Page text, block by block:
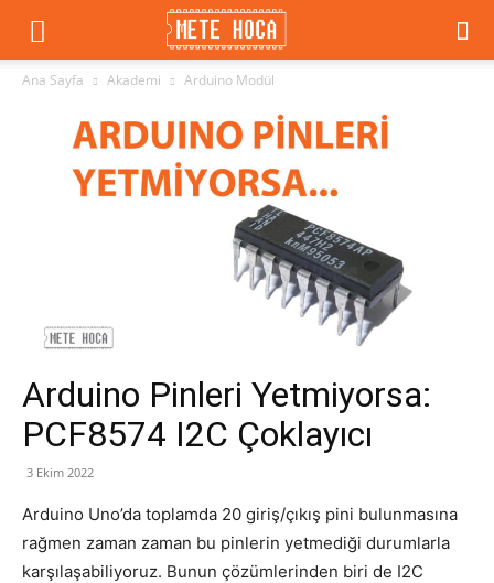
METE
Elektronik,
Arduino
Ana Sayfa Akademi Arduino Modül
Arduino Pinleri Yetmiyorsa:
PCF8574 I2C Çoklayıcı
3 Ekim 2022
Arduino Uno’da toplamda 20 giriş/çıkış pini bulunmasına
rağmen zaman zaman bu pinlerin yetmediği durumlarla
karşılaşabiliyoruz. Bunun çözümlerinden biri de I2C